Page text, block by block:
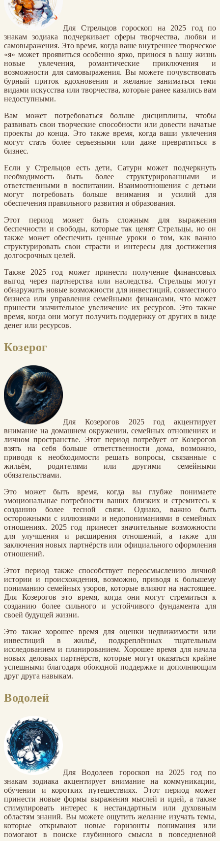
Для Стрельцов гороскоп на 2025 год по
знакам зодиака подчеркивает сферы творчества, любви и
самовыражения. Это время, когда ваше внутреннее творческое
«я» может проявиться особенно ярко, принося в вашу жизнь
новые увлечения, романтические приключения и
возможности для самовыражения. Вы можете почувствовать
бурный приток вдохновения и желание заниматься теми
видами искусства или творчества, которые ранее казались вам
недоступными.
Вам может потребоваться больше дисциплины, чтобы
развивать свои творческие способности или довести начатые
проекты до конца. Это также время, когда ваши увлечения
могут стать более серьезными или даже превратиться в
бизнес.
Если у Стрельцов есть дети, Сатурн может подчеркнуть
необходимость быть более структурированными и
ответственными в воспитании. Взаимоотношения с детьми
могут потребовать больше внимания и усилий для
обеспечения правильного развития и образования.
Этот период может быть сложным для выражения
беспечности и свободы, которые так ценят Стрельцы, но он
также может обеспечить ценные уроки о том, как важно
структурировать свои страсти и интересы для достижения
долгосрочных целей.
Также 2025 год может принести получение финансовых
выгод через партнерства или наследства. Стрельцы могут
обнаружить новые возможности для инвестиций, совместного
бизнеса или управления семейными финансами, что может
принести значительное увеличение их ресурсов. Это также
время, когда они могут получить поддержку от других в виде
денег или ресурсов.
Козерог
Для Козерогов 2025 год акцентирует
внимание на домашнем окружении, семейных отношениях и
личном пространстве. Этот период потребует от Козерогов
взять на себя больше ответственности дома, возможно,
приводя к необходимости решать вопросы, связанные с
жильём, родителями или другими семейными
обязательствами.
Это может быть время, когда вы глубже понимаете
эмоциональные потребности ваших близких и стремитесь к
созданию более тесной связи. Однако, важно быть
осторожными с иллюзиями и недопониманиями в семейных
отношениях. 2025 год принесет значительные возможности
для улучшения и расширения отношений, а также для
заключения новых партнёрств или официального оформления
отношений.
Этот период также способствует переосмыслению личной
истории и происхождения, возможно, приводя к большему
пониманию семейных узоров, которые влияют на настоящее.
Для Козерогов это время, когда они могут стремиться к
созданию более сильного и устойчивого фундамента для
своей будущей жизни.
Это также хорошее время для оценки недвижимости или
инвестиций в жильё, подкреплённых тщательным
исследованием и планированием. Хорошее время для начала
новых деловых партнёрств, которые могут оказаться крайне
успешными благодаря обоюдной поддержке и дополняющим
друг друга навыкам.
Водолей
Для Водолеев гороскоп на 2025 год по
знакам зодиака акцентирует внимание на коммуникации,
обучении и коротких путешествиях. Этот период может
принести новые формы выражения мыслей и идей, а также
стимулировать интерес к нестандартным или духовным
областям знаний. Вы можете ощутить желание изучать темы,
которые открывают новые горизонты понимания или
помогают в поиске глубинного смысла в повседневной